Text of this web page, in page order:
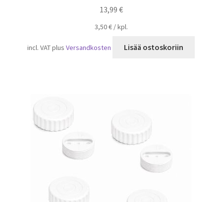
13,99 €
3,50€/kpl.
incl. VATplusVersandkosten Lisää ostoskoriin